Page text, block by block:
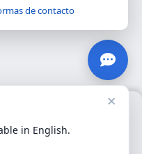
S.L.U.
el funcionamiento
de contacto
×
in English.